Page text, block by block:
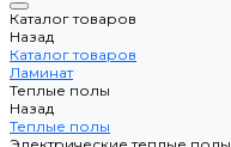
Каталог товаров
Назад
Каталог товаров
Ламинат
Теплые полы
Назад
Теплые полы